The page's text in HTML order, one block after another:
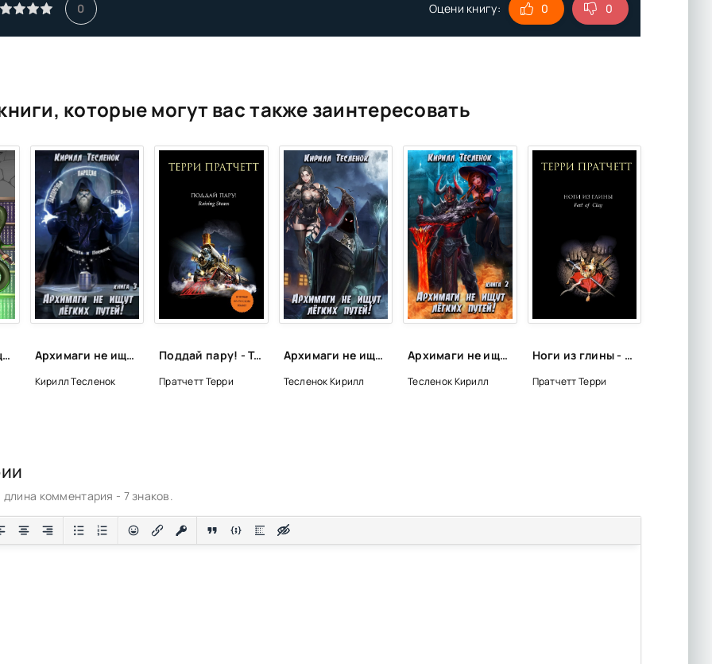
0 Оцени книгу: 0 0
которые могут вас также заинтересовать
Архимаги не ищут легких путей-4 - Кирилл Тесленок (книга 4) Архимаги не ищут легких путей-3 - Кирилл Тесленок (книга 3)
Кирилл Тесленок
Поддай пару! - Терри Пратчетт
Пратчетт Терри
Архимаги не ищут легких путей. Книга 1 - Кирилл Тесленок
Тесленок Кирилл
Архимаги не ищут легких путей. Книга 2 - Кирилл Тесленок
Тесленок Кирилл
Ноги из глины - Терри Пратчетт
Пратчетт Терри
комментария - 7 знаков.